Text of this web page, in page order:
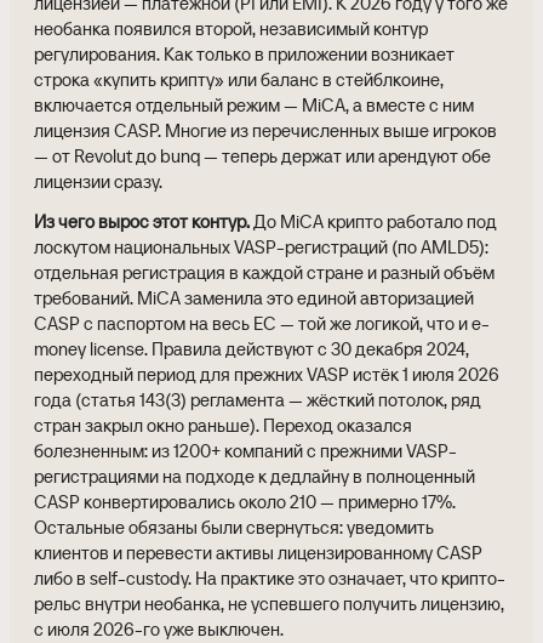
необанка появился второй, независимый контур
регулирования. Как только в приложении возникает
строка «купить крипту» или баланс в стейблкоине,
включается отдельный режим — MiCA, а вместе с ним
лицензия CASP. Многие из перечисленных выше игроков
— от Revolut до bunq — теперь держат или арендуют обе
лицензии сразу.
Из чего вырос этот контур.До MiCA крипто работало под
лоскутом национальных VASP-регистраций (по AMLD5):
отдельная регистрация в каждой стране и разный объём
требований. MiCA заменила это единой авторизацией
CASP с паспортом на весь ЕС — той же логикой, что и e-
money license. Правила действуют с 30 декабря 2024,
переходный период для прежних VASP истёк 1 июля 2026
года (статья 143(3) регламента — жёсткий потолок, ряд
стран закрыл окно раньше). Переход оказался
болезненным: из 1200+ компаний с прежними VASP-
регистрациями на подходе к дедлайну в полноценный
CASP конвертировались около 210 — примерно 17%.
Остальные обязаны были свернуться: уведомить
клиентов и перевести активы лицензированному CASP
либо в self-custody. На практике это означает, что крипто-
рельс внутри необанка, не успевшего получить лицензию,
с июля 2026-го уже выключен.